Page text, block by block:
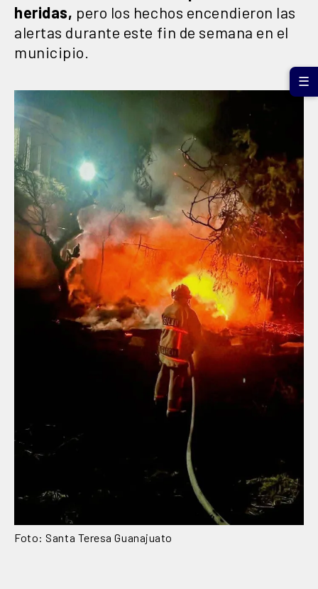
heridas, pero los hechos encendieron las
alertas durante este fin de semana en el
municipio.
Foto: Santa Teresa Guanajuato
☰